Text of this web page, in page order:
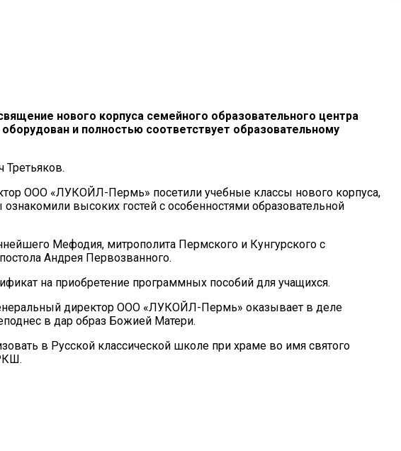
нового корпуса семейного образовательного центра
и полностью соответствует образовательному
ООО «ЛУКОЙЛ-Пермь» посетили учебные классы нового корпуса,
высоких гостей с особенностями образовательной
Мефодия, митрополита Пермского и Кунгурского с
Андрея Первозванного.
на приобретение программных пособий для учащихся.
директор ООО «ЛУКОЙЛ-Пермь» оказывает в деле
в дар образ Божией Матери.
в Русской классической школе при храме во имя святого